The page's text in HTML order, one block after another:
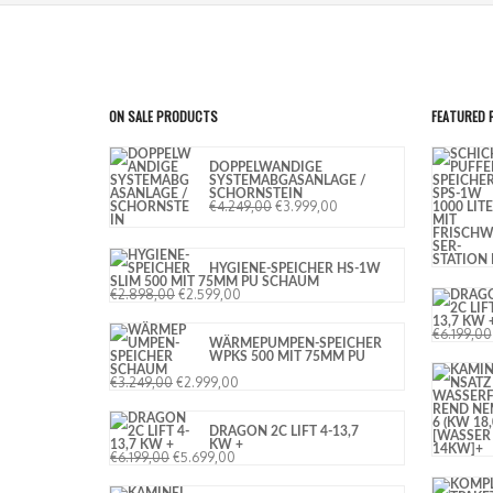
ON SALE PRODUCTS
DOPPELWANDIGE
SYSTEMABGASANLAGE /
SCHORNSTEIN
€4.249,00 €3.999,00
HYGIENE-SPEICHER HS-1W
SLIM 500 MIT 75MM PU SCHAUM
€2.898,00 €2.599,00
WÄRMEPUMPEN-SPEICHER
WPKS 500 MIT 75MM PU
SCHAUM
€3.249,00 €2.999,00
DRAGON 2C LIFT 4-13,7
KW +
€6.199,00 €5.699,00
FEATURED
€6.199,00